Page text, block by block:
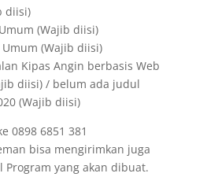
diisi)
(Wajib diisi)
(Wajib diisi)
Kipas Angin berbasis Web
diisi) / belum ada judul
(Wajib diisi)
0898 6851 381
bisa mengirimkan juga
Program yang akan dibuat.